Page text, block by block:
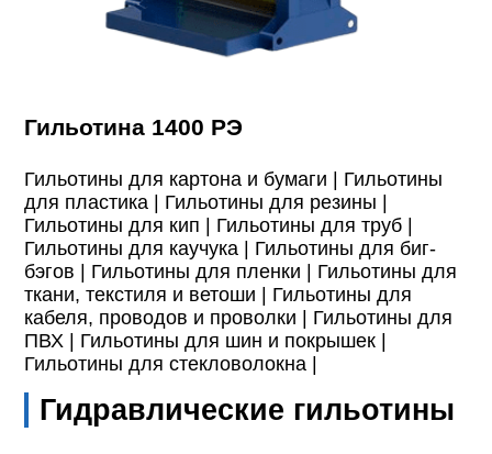
Гильотина 1400 РЭ
Гильотины для картона и бумаги | Гильотины
для пластика | Гильотины для резины |
Гильотины для кип | Гильотины для труб |
Гильотины для каучука | Гильотины для биг-
бэгов | Гильотины для пленки | Гильотины для
ткани, текстиля и ветоши | Гильотины для
кабеля, проводов и проволки | Гильотины для
ПВХ | Гильотины для шин и покрышек |
Гильотины для стекловолокна |
Гидравлические гильотины